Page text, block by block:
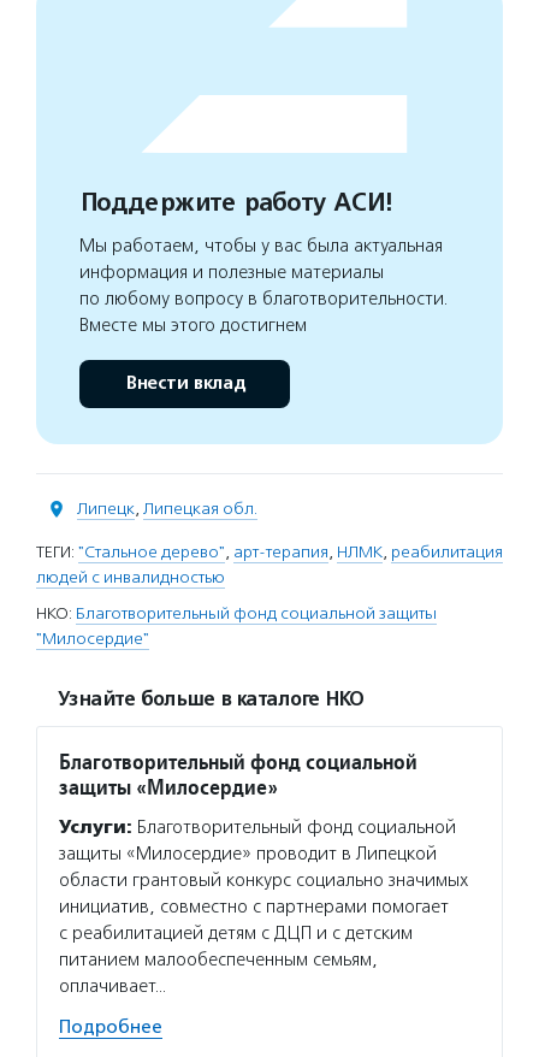
Поддержите работу АСИ!
Мы работаем, чтобы у вас была актуальная
информация и полезные материалы
по любому вопросу в благотворительности.
Вместе мы этого достигнем
Внести вклад
Липецк, Липецкая обл.
ТЕГИ: "Стальное дерево", арт-терапия, НЛМК, реабилитация
людей с инвалидностью
НКО: Благотворительный фонд социальной защиты
"Милосердие"
Узнайте больше в каталоге НКО
Благотворительный фонд социальной
защиты «Милосердие»
Услуги: Благотворительный фонд социальной
защиты «Милосердие» проводит в Липецкой
области грантовый конкурс социально значимых
инициатив, совместно с партнерами помогает
с реабилитацией детям с ДЦП и с детским
питанием малообеспеченным семьям,
оплачивает…
Подробнее